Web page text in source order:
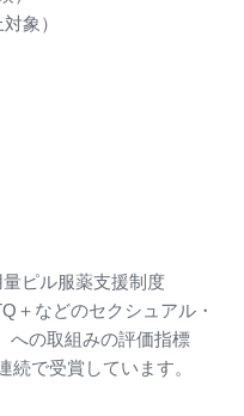
象）
ピル服薬支援制度
＋などのセクシュアル・
への取組みの評価指標
続で受賞しています。